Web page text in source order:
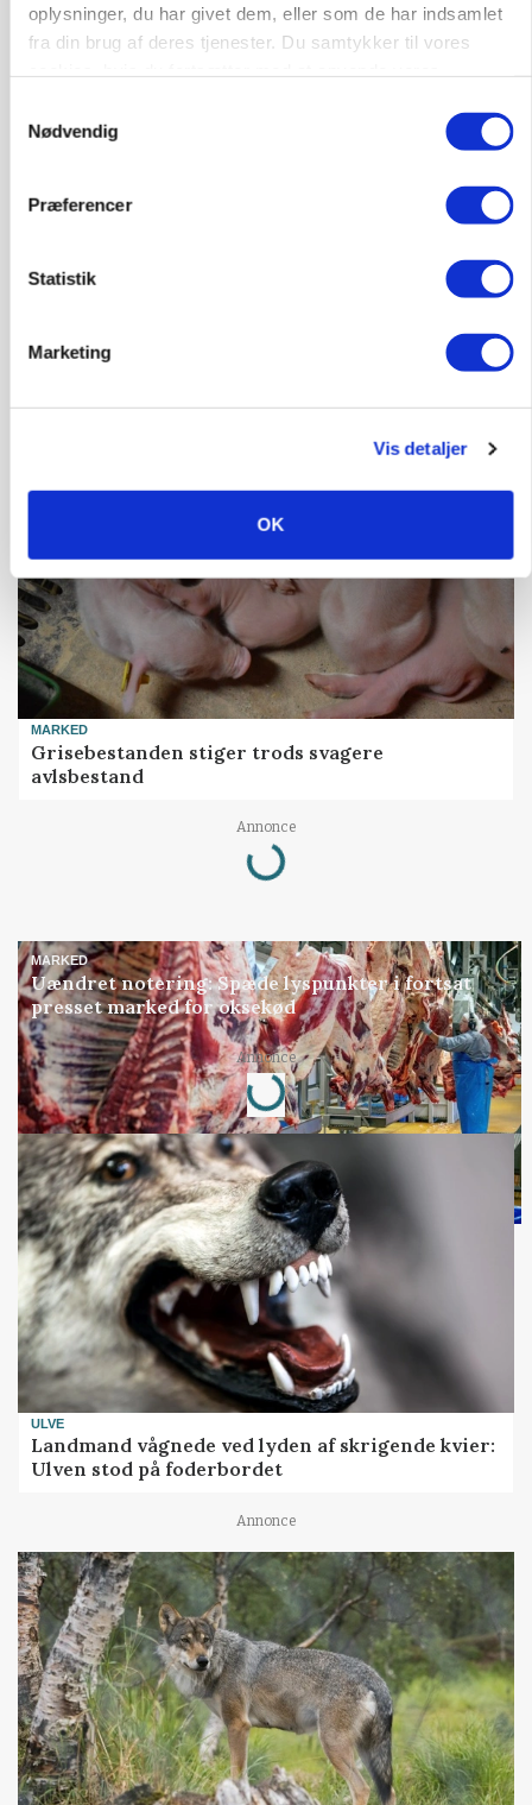
oplysninger, du har givet dem, eller som de har indsamlet
fra din brug af deres tjenester. Du samtykker til vores
Nødvendig
Præferencer
Statistik
Marketing
Vis detaljer
OK
Snart kan man søge tilskud til naturprojekter
PLANTER
Før såmaskinen kører: Her er efterårets største
MARKED
Grisebestanden stiger trods svagere
avlsbestand
Annonce
Loading...
MARKED
Uændret notering: Spæde lyspunkter i fortsat
presset marked for oksekød
Annonce
Loading...
ULVE
Landmand vågnede ved lyden af skrigende kvier:
Ulven stod på foderbordet
Annonce